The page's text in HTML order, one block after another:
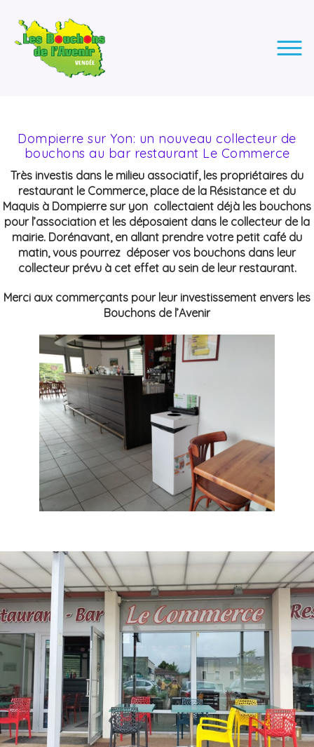
Dompierre sur Yon: un nouveau collecteur de
bouchons au bar restaurant Le Commerce
Très investis dans le milieu associatif, les propriétaires du
restaurant le Commerce, place de la Résistance et du
Maquis à Dompierre sur yon collectaient déjà les bouchons
pour l’association et les déposaient dans le collecteur de la
mairie. Dorénavant, en allant prendre votre petit café du
matin, vous pourrez déposer vos bouchons dans leur
collecteur prévu à cet effet au sein de leur restaurant.
Merci aux commerçants pour leur investissement envers les
Bouchons de l’Avenir